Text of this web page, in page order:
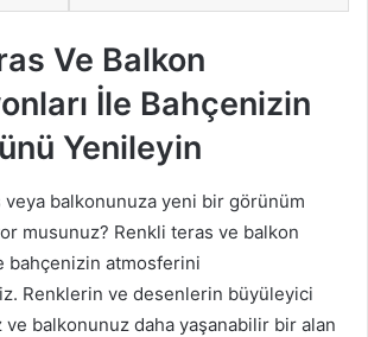
Ve Balkon
İle Bahçenizin
Yenileyin
balkonunuza yeni bir görünüm
musunuz? Renkli teras ve balkon
bahçenizin atmosferini
Renklerin ve desenlerin büyüleyici
ve balkonunuz daha yaşanabilir bir alan